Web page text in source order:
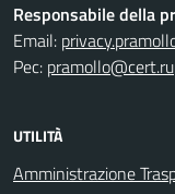
Responsabile della
Email:
Pec:
UTILITÀ
Amministrazione